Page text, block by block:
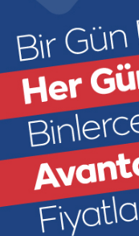
dönemi
Ana Sayfa Spor